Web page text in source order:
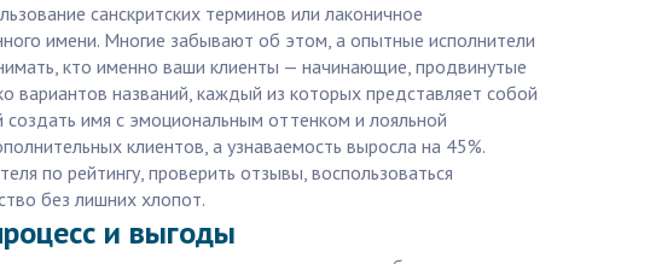
санскритских терминов или лаконичное
имени. Многие забывают об этом, а опытные исполнители
кто именно ваши клиенты — начинающие, продвинутые
вариантов названий, каждый из которых представляет собой
имя с эмоциональным оттенком и лояльной
клиентов, а узнаваемость выросла на 45%.
по рейтингу, проверить отзывы, воспользоваться
без лишних хлопот.
и выгоды